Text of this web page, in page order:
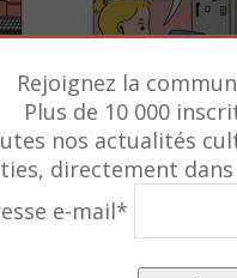
idées. Comme
Sans compter que
Au petit chien qui
Rejoignez la
Plus de 10 000
nos actualités
directement
e-mail*